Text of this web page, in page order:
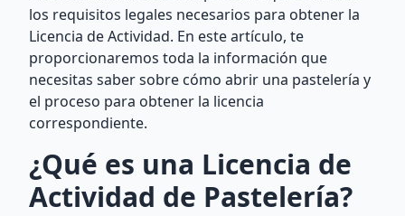
los requisitos legales necesarios para obtener la
Licencia de Actividad. En este artículo, te
proporcionaremos toda la información que
necesitas saber sobre cómo abrir una pastelería y
el proceso para obtener la licencia
correspondiente.
¿Qué es una Licencia de
Actividad de Pastelería?